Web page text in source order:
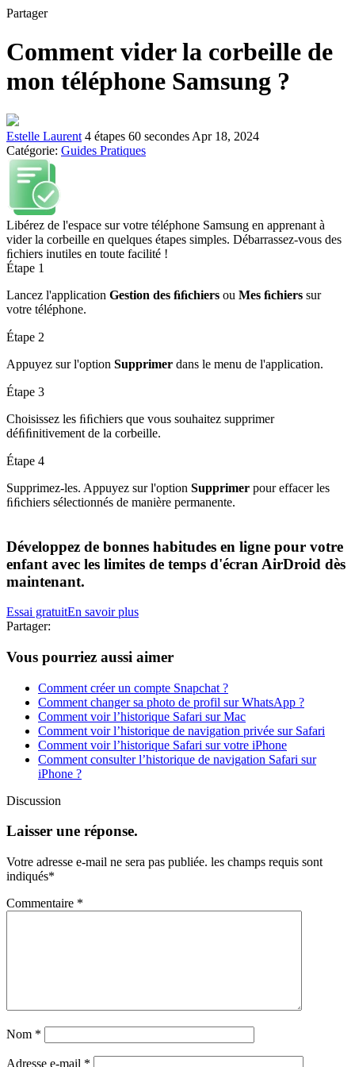
Partager
Comment vider la corbeille de
mon téléphone Samsung ?
Estelle Laurent 4 étapes 60 secondes Apr 18, 2024
Catégorie: Guides Pratiques
Libérez de l'espace sur votre téléphone Samsung en apprenant à
vider la corbeille en quelques étapes simples. Débarrassez-vous des
ﬁchiers inutiles en toute facilité !
Étape 1
Lancez l'application Gestion des ﬁﬁchiers ou Mes ﬁchiers sur
votre téléphone.
Étape 2
Appuyez sur l'option Supprimer dans le menu de l'application.
Étape 3
Choisissez les ﬁﬁchiers que vous souhaitez supprimer
déﬁﬁnitivement de la corbeille.
Étape 4
Supprimez-les. Appuyez sur l'option Supprimer pour effacer les
ﬁﬁchiers sélectionnés de manière permanente.
Développez de bonnes habitudes en ligne pour votre
enfant avec les limites de temps d'écran AirDroid dès
maintenant.
Essai gratuitEn savoir plus
Partager:
Vous pourriez aussi aimer
Comment créer un compte Snapchat ?
Comment changer sa photo de profil sur WhatsApp ?
Comment voir l’historique Safari sur Mac
Comment voir l’historique de navigation privée sur Safari
Comment voir l’historique Safari sur votre iPhone
Comment consulter l’historique de navigation Safari sur
iPhone ?
Discussion
Laisser une réponse.
Votre adresse e-mail ne sera pas publiée. les champs requis sont
indiqués*
Commentaire *
Nom *
Adresse e-mail *